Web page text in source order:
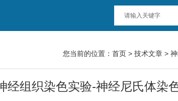
您当前的位置： 首页 > 技术文章 >
经组织染色实验-神经尼氏体染